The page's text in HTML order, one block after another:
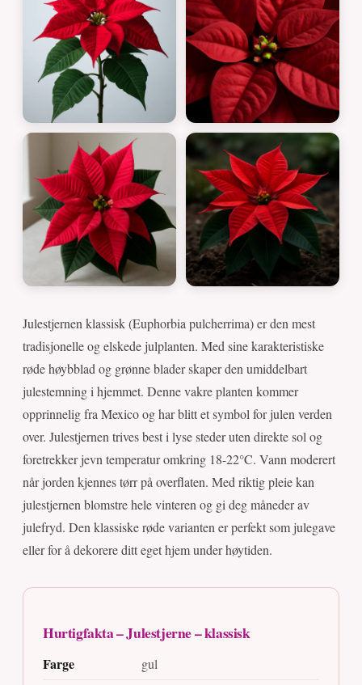
Julestjernen klassisk (Euphorbia pulcherrima) er den mest
tradisjonelle og elskede julplanten. Med sine karakteristiske
røde høybblad og grønne blader skaper den umiddelbart
julestemning i hjemmet. Denne vakre planten kommer
opprinnelig fra Mexico og har blitt et symbol for julen verden
over. Julestjernen trives best i lyse steder uten direkte sol og
foretrekker jevn temperatur omkring 18-22°C. Vann moderert
når jorden kjennes tørr på overflaten. Med riktig pleie kan
julestjernen blomstre hele vinteren og gi deg måneder av
julefryd. Den klassiske røde varianten er perfekt som julegave
eller for å dekorere ditt eget hjem under høytiden.
Hurtigfakta – Julestjerne – klassisk
Farge gul